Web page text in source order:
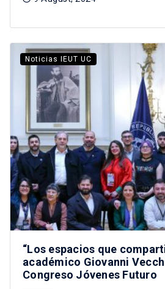
Noticias IEUT UC
“Los espacios que
académico Giovanni
Congreso Jóvenes Futuro